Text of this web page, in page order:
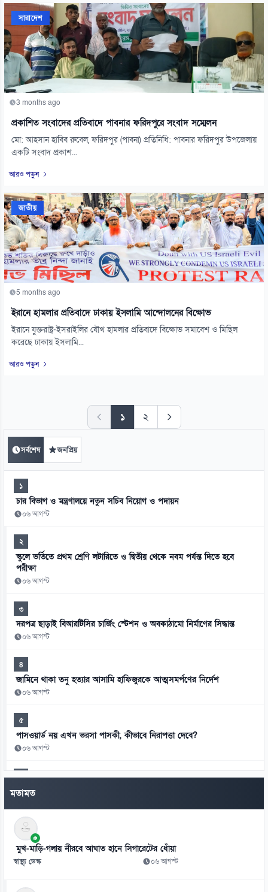
সারাদেশ
3 months ago
প্রকাশিত সংবাদের প্রতিবাদে পাবনার ফরিদপুরে সংবাদ সম্মেলন
মো: আহসান হাবিব রুবেল, ফরিদপুর (পাবনা) প্রতিনিধি: পাবনার ফরিদপুর উপজেলায়
একটি সংবাদ প্রকাশ...
আরও পড়ুন
জাতীয়
5 months ago
ইরানে হামলার প্রতিবাদে ঢাকায় ইসলামি আন্দোলনের বিক্ষোভ
ইরানে যুক্তরাষ্ট্র-ইসরাইলির যৌথ হামলার প্রতিবাদে বিক্ষোভ সমাবেশ ও মিছিল
করেছে ঢাকায় ইসলামি...
আরও পড়ুন
১ ২
সর্বশেষ জনপ্রিয়
১
চার বিভাগ ও মন্ত্রণালয়ে নতুন সচিব নিয়োগ ও পদায়ন
০৬ আগস্ট
২
স্কুলে ভর্তিতে প্রথম শ্রেণি লটারিতে ও দ্বিতীয় থেকে নবম পর্যন্ত দিতে হবে
পরীক্ষা
০৬ আগস্ট
৩
দরপত্র ছাড়াই বিআরটিসির চার্জিং স্টেশন ও অবকাঠামো নির্মাণের সিদ্ধান্ত
০৬ আগস্ট
৪
জামিনে থাকা তনু হত্যার আসামি হাফিজুরকে আত্মসমর্পণের নির্দেশ
০৬ আগস্ট
৫
পাসওয়ার্ড নয় এখন ভরসা পাসকী, কীভাবে নিরাপত্তা দেবে?
০৬ আগস্ট
৬
ভিনিসিয়ুসকে ‘হুমকি’ দিয়ে সুর নরম রিয়ালের, আর্সেনালের নতুন প্রস্তাব
৭
রুশ বাহিনীর রাতভর ড্রোন-ক্ষেপণাস্ত্র হামলায় কিয়েভে নিহত ১৭
০৬ আগস্ট
৮
মতামত
মুখ-মাড়ি-গলায় নীরবে আঘাত হানে সিগারেটের ধোঁয়া
স্বাস্থ্য ডেস্ক ০৬ আগস্ট